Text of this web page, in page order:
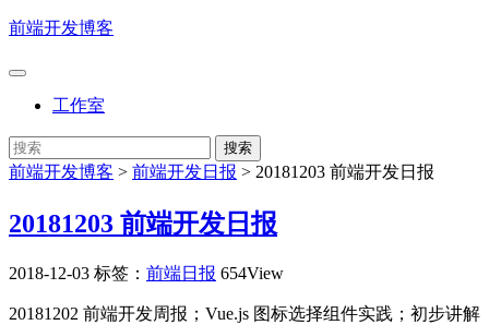
前端开发博客
工作室
前端开发博客 > 前端开发日报 > 20181203 前端开发日报
20181203 前端开发日报
2018-12-03 标签： 前端日报 654View
20181202 前端开发周报；Vue.js 图标选择组件实践；初步讲解